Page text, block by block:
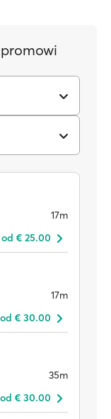
17m
€ 25.00
17m
€ 30.00
35m
€ 30.00